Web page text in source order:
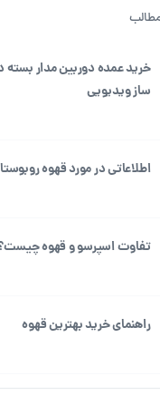
خرید عمده دوربین مدار بسته
ساز ویدیویی
اطلاعاتی در مورد قهوه روبوستا
تفاوت اسپرسو و قهوه
راهنمای خرید بهترین قهوه